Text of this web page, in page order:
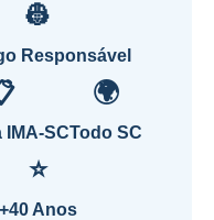
👷
Responsável
IMA-SC
🌍
Todo SC
⭐
+40 Anos